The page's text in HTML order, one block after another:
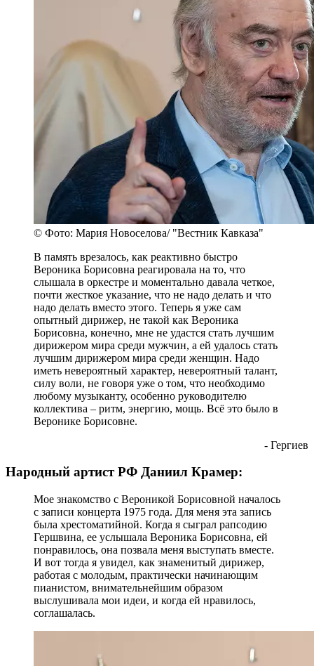
© Фото: Мария Новоселова/ "Вестник Кавказа"
В память врезалось, как реактивно быстро
Вероника Борисовна реагировала на то, что
слышала в оркестре и моментально давала четкое,
почти жесткое указание, что не надо делать и что
надо делать вместо этого. Теперь я уже сам
опытный дирижер, не такой как Вероника
Борисовна, конечно, мне не удастся стать лучшим
дирижером мира среди мужчин, а ей удалось стать
лучшим дирижером мира среди женщин. Надо
иметь невероятный характер, невероятный талант,
силу воли, не говоря уже о том, что необходимо
любому музыканту, особенно руководителю
коллектива – ритм, энергию, мощь. Всё это было в
Веронике Борисовне.
- Гергиев
Народный артист РФ Даниил Крамер:
Мое знакомство с Вероникой Борисовной началось
с записи концерта 1975 года. Для меня эта запись
была хрестоматийной. Когда я сыграл рапсодию
Гершвина, ее услышала Вероника Борисовна, ей
понравилось, она позвала меня выступать вместе.
И вот тогда я увидел, как знаменитый дирижер,
работая с молодым, практически начинающим
пианистом, внимательнейшим образом
выслушивала мои идеи, и когда ей нравилось,
соглашалась.